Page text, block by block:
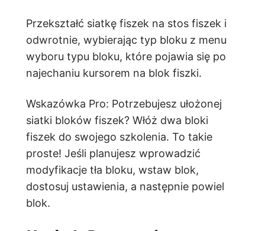
Przekształć siatkę fiszek na stos fiszek i
odwrotnie, wybierając typ bloku z menu
wyboru typu bloku, które pojawia się po
najechaniu kursorem na blok fiszki.
Wskazówka Pro: Potrzebujesz ułożonej
siatki bloków fiszek? Włóż dwa bloki
fiszek do swojego szkolenia. To takie
proste! Jeśli planujesz wprowadzić
modyfikacje tła bloku, wstaw blok,
dostosuj ustawienia, a następnie powiel
blok.